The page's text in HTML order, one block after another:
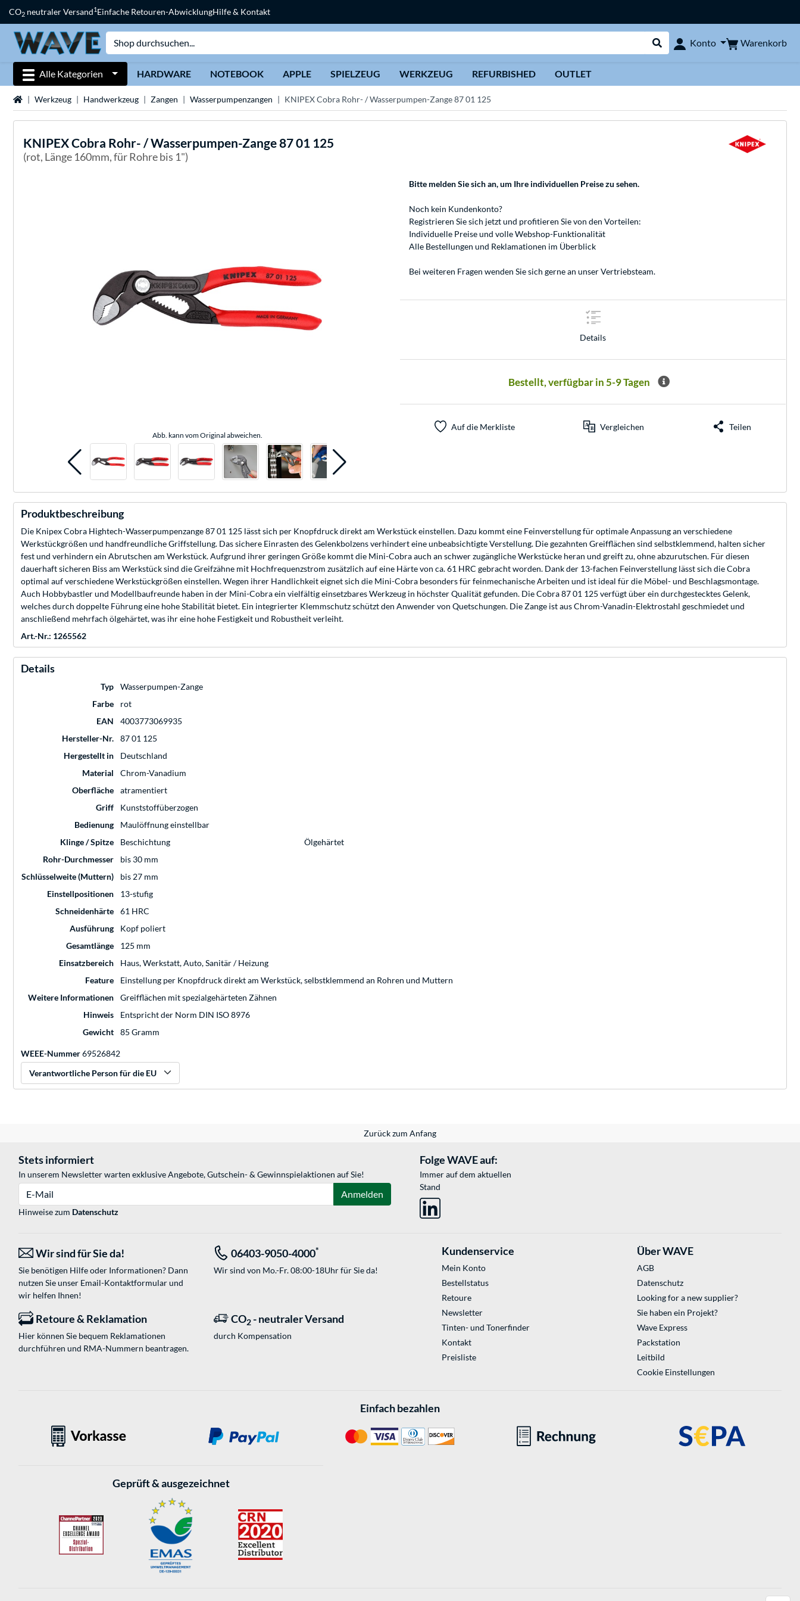
CO2 neutraler Versand1Einfache Retouren-AbwicklungHilfe & Kontakt
Suche durchführen
Konto Warenkorb
Alle Kategorien HARDWARE NOTEBOOK APPLE SPIELZEUG WERKZEUG REFURBISHED OUTLET
StartseiteWerkzeug Handwerkzeug Zangen Wasserpumpenzangen KNIPEX Cobra Rohr- / Wasserpumpen-Zange 87 01 125
KNIPEXCobra Rohr- / Wasserpumpen-Zange 87 01 125
(rot, Länge 160mm, für Rohre bis 1")
Abb. kann vom Original abweichen.
Bitte melden Sie sich an, um Ihre individuellen Preise zu sehen.
Noch kein Kundenkonto?
Registrieren Sie sich jetzt und profitieren Sie von den Vorteilen:
Individuelle Preise und volle Webshop-Funktionalität
Alle Bestellungen und Reklamationen im Überblick
Bei weiteren Fragen wenden Sie sich gerne an unserVertriebsteam.
Details
Bestellt, verfügbar in 5-9 Tagen
Auf die Merkliste Vergleichen Teilen
Produktbeschreibung
Die Knipex Cobra Hightech-Wasserpumpenzange 87 01 125 lässt sich per Knopfdruck direkt am Werkstück einstellen. Dazu kommt eine Feinverstellung für optimale Anpassung an verschiedene
Werkstückgrößen und handfreundliche Griffstellung. Das sichere Einrasten des Gelenkbolzens verhindert eine unbeabsichtigte Verstellung. Die gezahnten Greifflächen sind selbstklemmend, halten sicher
fest und verhindern ein Abrutschen am Werkstück. Aufgrund ihrer geringen Größe kommt die Mini-Cobra auch an schwer zugängliche Werkstücke heran und greift zu, ohne abzurutschen. Für diesen
dauerhaft sicheren Biss am Werkstück sind die Greifzähne mit Hochfrequenzstrom zusätzlich auf eine Härte von ca. 61 HRC gebracht worden. Dank der 13-fachen Feinverstellung lässt sich die Cobra
optimal auf verschiedene Werkstückgrößen einstellen. Wegen ihrer Handlichkeit eignet sich die Mini-Cobra besonders für feinmechanische Arbeiten und ist ideal für die Möbel- und Beschlagsmontage.
Auch Hobbybastler und Modellbaufreunde haben in der Mini-Cobra ein vielfältig einsetzbares Werkzeug in höchster Qualität gefunden. Die Cobra 87 01 125 verfügt über ein durchgestecktes Gelenk,
welches durch doppelte Führung eine hohe Stabilität bietet. Ein integrierter Klemmschutz schützt den Anwender von Quetschungen. Die Zange ist aus Chrom-Vanadin-Elektrostahl geschmiedet und
anschließend mehrfach ölgehärtet, was ihr eine hohe Festigkeit und Robustheit verleiht.
Art.-Nr.: 1265562
Details
Typ
Wasserpumpen-Zange
Farbe
rot
EAN
4003773069935
Hersteller-Nr.
87 01 125
Hergestellt in
Deutschland
Material
Chrom-Vanadium
Oberfläche
atramentiert
Griff
Kunststoffüberzogen
Bedienung
Maulöffnung einstellbar
Klinge / Spitze
Beschichtung
Ölgehärtet
Rohr-Durchmesser
bis 30 mm
Schlüsselweite (Muttern)
bis 27 mm
Einstellpositionen
13-stufig
Schneidenhärte
61 HRC
Ausführung
Kopf poliert
Gesamtlänge
125 mm
Einsatzbereich
Haus, Werkstatt, Auto, Sanitär / Heizung
Feature
Einstellung per Knopfdruck direkt am Werkstück, selbstklemmend an Rohren und Muttern
Weitere Informationen
Greifflächen mit spezialgehärteten Zähnen
Hinweis
Entspricht der Norm DIN ISO 8976
Gewicht
85 Gramm
WEEE-Nummer69526842
Verantwortliche Person für die EU
Zurück zum Anfang
Stets informiert
In unserem Newsletter warten exklusive Angebote, Gutschein- & Gewinnspielaktionen auf Sie!
Anmelden
Hinweise zum Datenschutz
Folge WAVE auf:
Immer auf dem aktuellen
Stand
Wir sind für Sie da!
Sie benötigen Hilfe oder Informationen? Dann
nutzen Sie unser Email-Kontaktformularund
wir helfen Ihnen!
06403-9050-4000*
Wir sind von Mo.-Fr. 08:00-18Uhr für Sie da!
Retoure & Reklamation
Hier können Sie bequem Reklamationen
durchführen und RMA-Nummern beantragen.
CO2 - neutraler Versand
durch Kompensation
Kundenservice
Mein Konto
Bestellstatus
Retoure
Newsletter
Tinten- und Tonerfinder
Kontakt
Preisliste
Über WAVE
AGB
Datenschutz
Looking for a new supplier?
Sie haben ein Projekt?
Wave Express
Packstation
Leitbild
Cookie Einstellungen
Einfach bezahlen
Geprüft & ausgezeichnet